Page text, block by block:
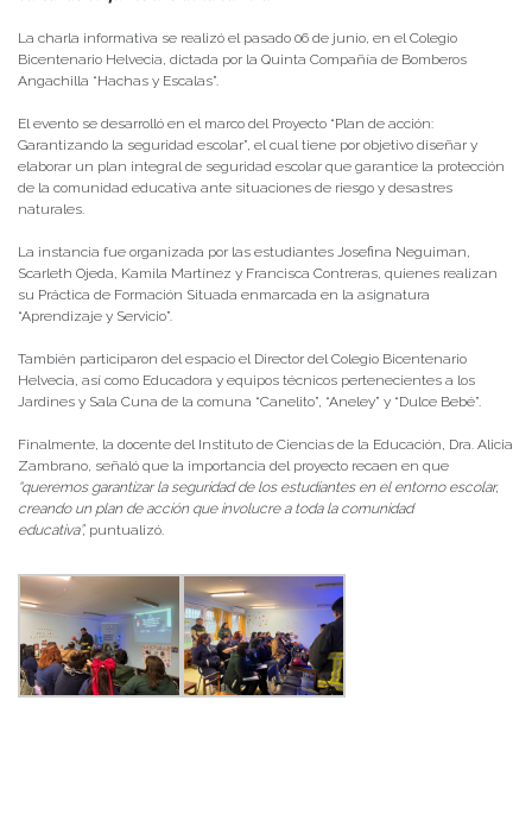
La charla informativa se realizó el pasado 06 de junio, en el Colegio
Bicentenario Helvecia, dictada por la Quinta Compañía de Bomberos
Angachilla “Hachas y Escalas”.
El evento se desarrolló en el marco del Proyecto “Plan de acción:
Garantizando la seguridad escolar”, el cual tiene por objetivo diseñar y
elaborar un plan integral de seguridad escolar que garantice la protección
de la comunidad educativa ante situaciones de riesgo y desastres
naturales.
La instancia fue organizada por las estudiantes Josefina Neguiman,
Scarleth Ojeda, Kamila Martínez y Francisca Contreras, quienes realizan
su Práctica de Formación Situada enmarcada en la asignatura
“Aprendizaje y Servicio”.
También participaron del espacio el Director del Colegio Bicentenario
Helvecia, así como Educadora y equipos técnicos pertenecientes a los
Jardines y Sala Cuna de la comuna “Canelito”, “Aneley” y “Dulce Bebé”.
Finalmente, la docente del Instituto de Ciencias de la Educación, Dra. Alicia
Zambrano, señaló que la importancia del proyecto recaen en que
“queremos garantizar la seguridad de los estudiantes en el entorno escolar,
creando un plan de acción que involucre a toda la comunidad
educativa”, puntualizó.